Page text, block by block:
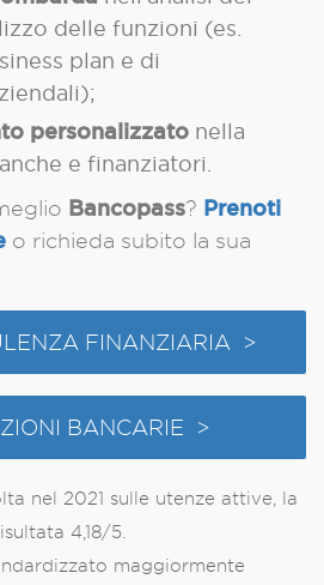
delle funzioni (es.
plan e di
personalizzato nella
e finanziatori.
Bancopass? Prenoti
o richieda subito la sua
FINANZIARIA >
BANCARIE >
nel 2021 sulle utenze attive, la
4,18/5.
maggiormente